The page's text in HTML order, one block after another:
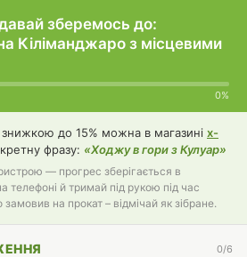
зберемось до:
Кіліманджаро з місцевими
0%
до 15% можна в магазині x-
фразу: «Ходжу в гори з Кулуар»
— прогрес зберігається в
телефоні й тримай під рукою під час
на прокат – відмічай як зібране.
0/6